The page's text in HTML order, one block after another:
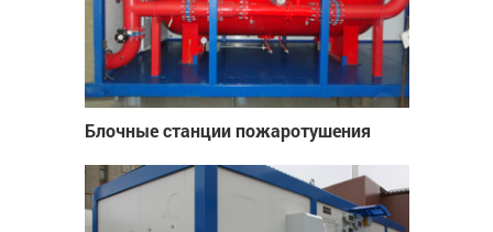
Блочные станции пожаротушения